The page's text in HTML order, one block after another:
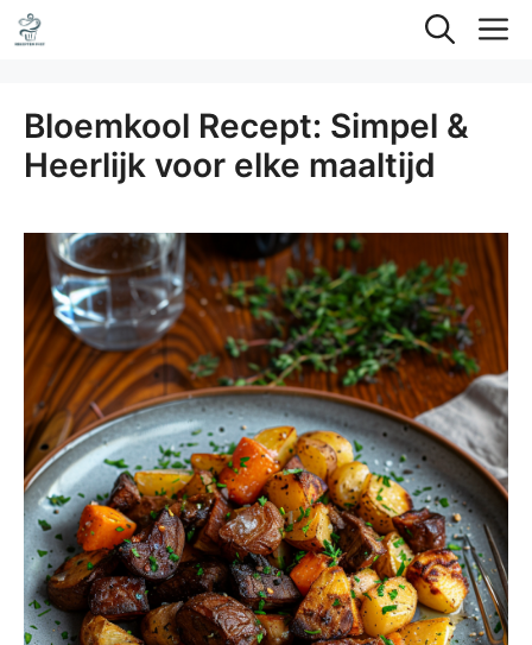
Ga
naar
inhoud
Bloemkool Recept: Simpel &
Heerlijk voor elke maaltijd